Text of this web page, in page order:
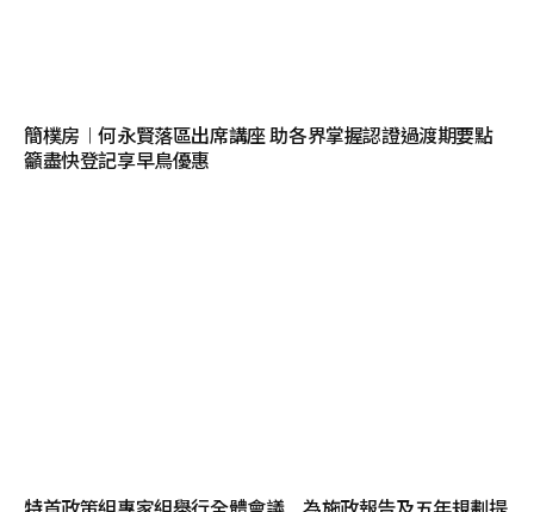
簡樸房︱何永賢落區出席講座 助各界掌握認證過渡期要點
籲盡快登記享早鳥優惠